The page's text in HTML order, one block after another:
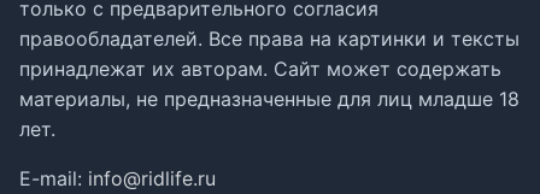
только с предварительного согласия
правообладателей. Все права на картинки и тексты
принадлежат их авторам. Сайт может содержать
материалы, не предназначенные для лиц младше 18
лет.
E-mail: info@ridlife.ru